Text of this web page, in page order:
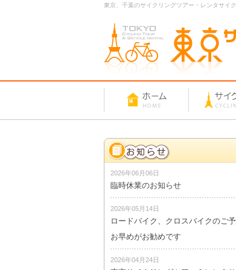
東京、千葉のサイクリングツアー・レンタサ
2026年06月06日
臨時休業のお知らせ
2026年05月14日
ロードバイク、クロスバイクのご
お早めがお勧めです
2026年04月24日